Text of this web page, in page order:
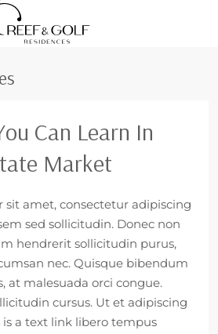
Can Learn In
Market
sit amet, consectetur adipiscing
sed sollicitudin. Donec non
hendrerit sollicitudin purus,
nec. Quisque bibendum
at malesuada orci congue.
cursus. Ut et adipiscing
a text link libero tempus